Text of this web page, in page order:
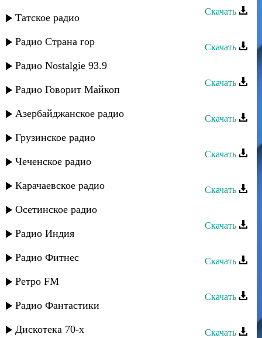
Татское радио
Радио Страна гор
Радио Nostalgie 93.9
Радио Говорит Майкоп
Азербайджанское радио
Грузинское радио
Чеченское радио
Карачаевское радио
Осетинское радио
Радио Индия
Радио Фитнес
Ретро FM
Радио Фантастики
Дискотека 70-х
Скачать
Скачать
Мурад Садуев - Алибаба
Скачать
Скачать
Мурад Садуев - Джамиля
Скачать
Скачать
Мурад Садуев - Ушедшая любовь
Скачать
Скачать
Мурад Садуев - Вспоминая
Скачать
Заур Асевов - Динара (ремикс)
Скачать